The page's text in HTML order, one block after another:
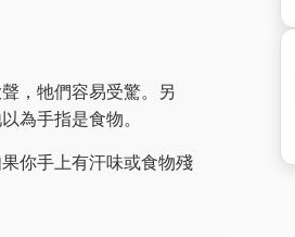
，牠們容易受驚。另
為手指是食物。
你手上有汗味或食物殘